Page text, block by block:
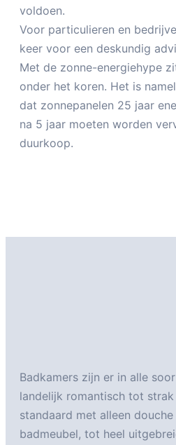
voldoen.
Voor particulieren en
keer voor een deskundig
Met de zonne-energiehype
onder het koren. Het is
dat zonnepanelen 25 jaar
na 5 jaar moeten worden
duurkoop.
Badkamers zijn er in alle
landelijk romantisch tot strak
standaard met alleen
badmeubel, tot heel